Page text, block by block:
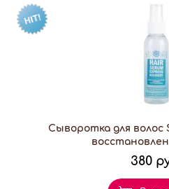
Сыворотка для волос
380